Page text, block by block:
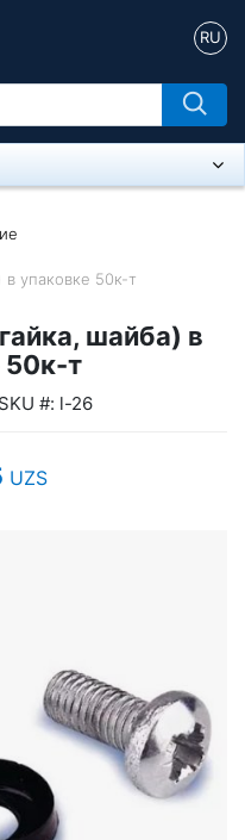
RU
питания
упаковке 50к-т
шайба) в
50к-т
SKU #: l-26
UZS